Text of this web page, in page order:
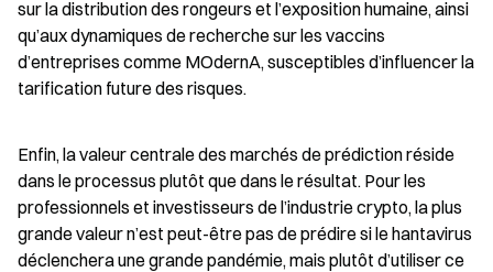
sur la distribution des rongeurs et l’exposition humaine, ainsi
qu’aux dynamiques de recherche sur les vaccins
d’entreprises comme MOdernA, susceptibles d’influencer la
tarification future des risques.
Enfin, la valeur centrale des marchés de prédiction réside
dans le processus plutôt que dans le résultat. Pour les
professionnels et investisseurs de l’industrie crypto, la plus
grande valeur n’est peut-être pas de prédire si le hantavirus
déclenchera une grande pandémie, mais plutôt d’utiliser ce